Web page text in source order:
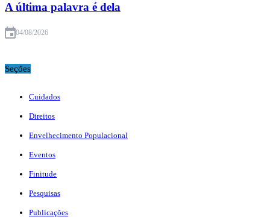
A última palavra é dela
04/08/2026
Seções
Cuidados
Direitos
Envelhecimento Populacional
Eventos
Finitude
Pesquisas
Publicações